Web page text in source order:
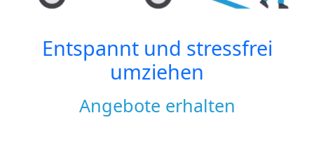
Entspannt und stressfrei
umziehen
Angebote erhalten